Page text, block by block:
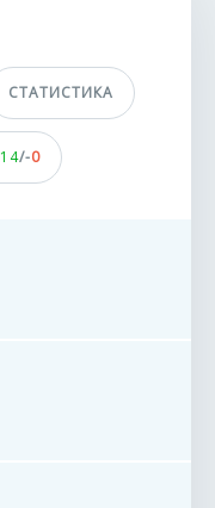
СТАТИСТИКА
14/-0